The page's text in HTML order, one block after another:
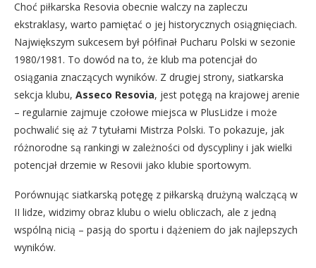
Choć piłkarska Resovia obecnie walczy na zapleczu
ekstraklasy, warto pamiętać o jej historycznych osiągnięciach.
Największym sukcesem był półfinał Pucharu Polski w sezonie
1980/1981. To dowód na to, że klub ma potencjał do
osiągania znaczących wyników. Z drugiej strony, siatkarska
sekcja klubu, Asseco Resovia, jest potęgą na krajowej arenie
– regularnie zajmuje czołowe miejsca w PlusLidze i może
pochwalić się aż 7 tytułami Mistrza Polski. To pokazuje, jak
różnorodne są rankingi w zależności od dyscypliny i jak wielki
potencjał drzemie w Resovii jako klubie sportowym.
Porównując siatkarską potęgę z piłkarską drużyną walczącą w
II lidze, widzimy obraz klubu o wielu obliczach, ale z jedną
wspólną nicią – pasją do sportu i dążeniem do jak najlepszych
wyników.